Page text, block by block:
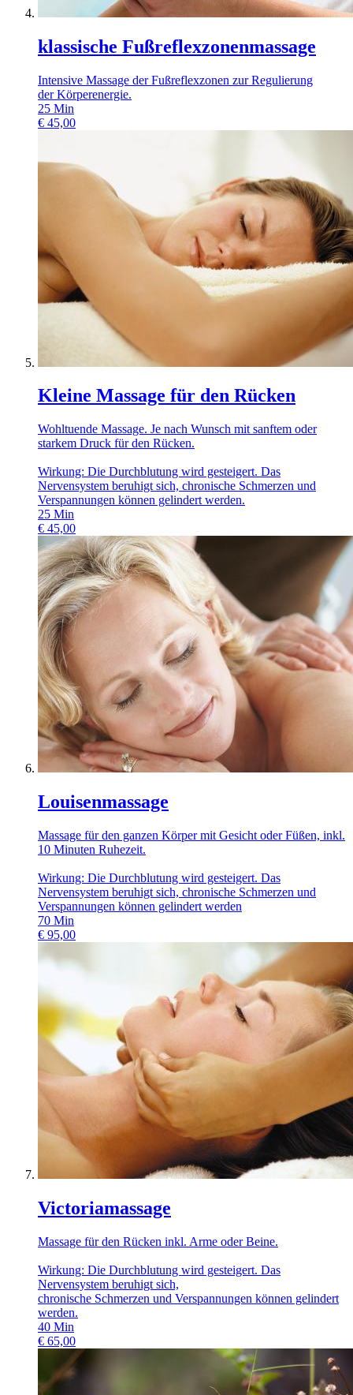
klassische Fußreflexzonenmassage
Intensive Massage der Fußreflexzonen zur Regulierung
der Körperenergie.
25 Min
€ 45,00
Kleine Massage für den Rücken
Wohltuende Massage. Je nach Wunsch mit sanftem oder
starkem Druck für den Rücken.
Wirkung: Die Durchblutung wird gesteigert. Das
Nervensystem beruhigt sich, chronische Schmerzen und
Verspannungen können gelindert werden.
25 Min
€ 45,00
Louisenmassage
Massage für den ganzen Körper mit Gesicht oder Füßen, inkl.
10 Minuten Ruhezeit.
Wirkung: Die Durchblutung wird gesteigert. Das
Nervensystem beruhigt sich, chronische Schmerzen und
Verspannungen können gelindert werden
70 Min
€ 95,00
Victoriamassage
Massage für den Rücken inkl. Arme oder Beine.
Wirkung: Die Durchblutung wird gesteigert. Das
Nervensystem beruhigt sich,
chronische Schmerzen und Verspannungen können gelindert
werden.
40 Min
€ 65,00